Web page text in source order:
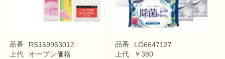
品番
RS169963012
上代
オープン価格
品番
LO6647127
上代
￥380